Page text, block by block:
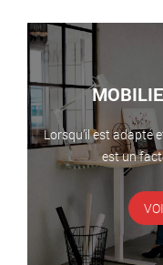
Lorsqu’il est adapté
est un